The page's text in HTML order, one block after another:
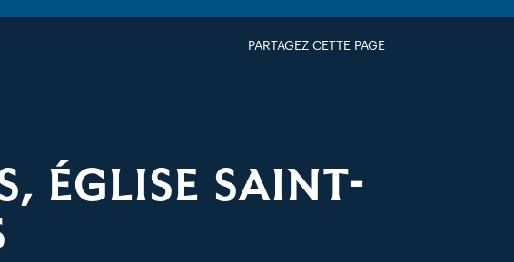
PARTAGEZ CETTE PAGE
ÉGLISE SAINT-